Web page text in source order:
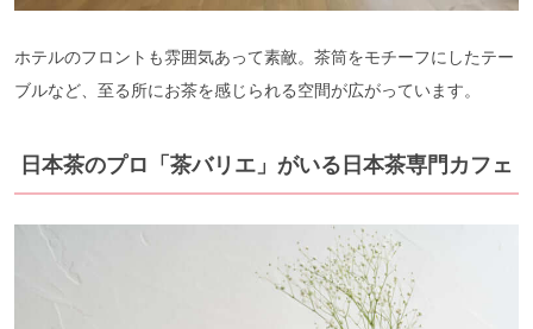
ホテルのフロントも雰囲気あって素敵。茶筒をモチーフにしたテー
ブルなど、至る所にお茶を感じられる空間が広がっています。
日本茶のプロ「茶バリエ」がいる日本茶専門カフェ